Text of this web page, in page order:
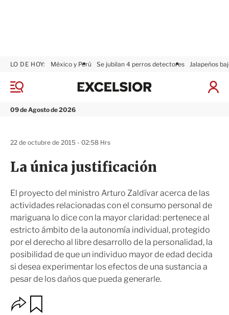
M
n
09 de Agosto de 2026
LO DE HOY: México y Perú Se jubilan 4 perros detectores Jalapeños
I
x
La única justificación
El proyecto del ministro Arturo Zaldívar acerca de las
actividades relacionadas con el consumo personal de
mariguana lo dice con la mayor claridad: pertenece al
estricto ámbito de la autonomía individual, protegido
por el derecho al libre desarrollo de la personalidad, la
posibilidad de que un individuo mayor de edad decida
si desea experimentar los efectos de una sustancia a
pesar de los daños que pueda generarle.
22 de octubre de 2015 - 02:58 Hrs
O
p